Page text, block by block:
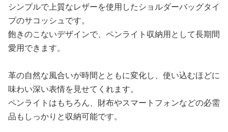
シンプルで上質なレザーを使用したショルダーバッグタイ
プのサコッシュです。
飽きのこないデザインで、ペンライト収納用として長期間
愛用できます。
革の自然な風合いが時間とともに変化し、使い込むほどに
味わい深い表情を見せてくれます。
ペンライトはもちろん、財布やスマートフォンなどの必需
品もしっかりと収納可能です。